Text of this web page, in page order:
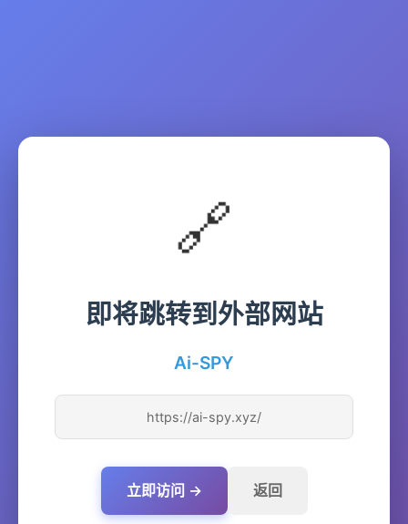
🔗
即将跳转到外部网站
Ai-SPY
https://ai-spy.xyz/
立即访问 → 返回